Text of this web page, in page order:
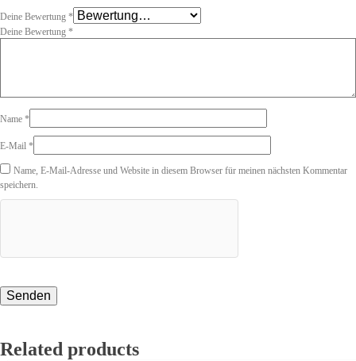
Deine Bewertung *
Deine Bewertung *
Name *
E-Mail *
Name, E-Mail-Adresse und Website in diesem Browser für meinen nächsten Kommentar
speichern.
Related products